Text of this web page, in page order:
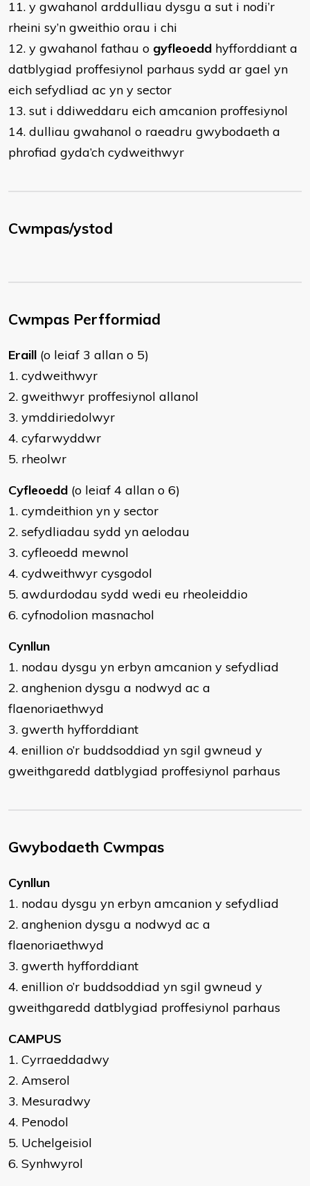
11. y gwahanol arddulliau dysgu a sut i nodi’r
rheini sy’n gweithio orau i chi
12. y gwahanol fathau o gyfleoedd hyfforddiant a
datblygiad proffesiynol parhaus sydd ar gael yn
eich sefydliad ac yn y sector
13. sut i ddiweddaru eich amcanion proffesiynol
14. dulliau gwahanol o raeadru gwybodaeth a
phrofiad gyda’ch cydweithwyr
Cwmpas/ystod
Cwmpas Perfformiad
Eraill (o leiaf 3 allan o 5)
1. cydweithwyr
2. gweithwyr proffesiynol allanol
3. ymddiriedolwyr
4. cyfarwyddwr
5. rheolwr
Cyfleoedd (o leiaf 4 allan o 6)
1. cymdeithion yn y sector
2. sefydliadau sydd yn aelodau
3. cyfleoedd mewnol
4. cydweithwyr cysgodol
5. awdurdodau sydd wedi eu rheoleiddio
6. cyfnodolion masnachol
Cynllun
1. nodau dysgu yn erbyn amcanion y sefydliad
2. anghenion dysgu a nodwyd ac a
flaenoriaethwyd
3. gwerth hyfforddiant
4. enillion o’r buddsoddiad yn sgil gwneud y
gweithgaredd datblygiad proffesiynol parhaus
Gwybodaeth Cwmpas
Cynllun
1. nodau dysgu yn erbyn amcanion y sefydliad
2. anghenion dysgu a nodwyd ac a
flaenoriaethwyd
3. gwerth hyfforddiant
4. enillion o’r buddsoddiad yn sgil gwneud y
gweithgaredd datblygiad proffesiynol parhaus
CAMPUS
1. Cyrraeddadwy
2. Amserol
3. Mesuradwy
4. Penodol
5. Uchelgeisiol
6. Synhwyrol